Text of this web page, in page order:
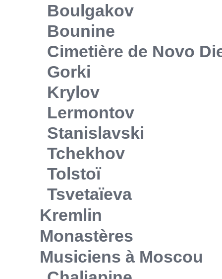
Boulgakov
Bounine
Cimetière de Novo
Gorki
Krylov
Lermontov
Stanislavski
Tchekhov
Tolstoï
Tsvetaïeva
Kremlin
Monastères
Musiciens à Moscou